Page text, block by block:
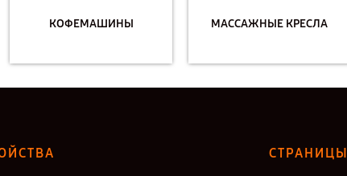
КОФЕМАШИНЫ МАССАЖНЫЕ КРЕСЛА
СТРАНИЦЫ